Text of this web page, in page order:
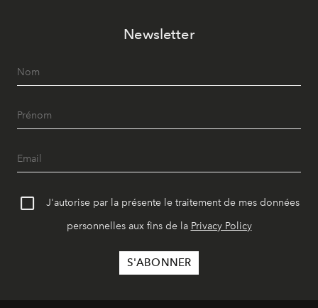
Newsletter
J'autorise par la présente le traitement de mes données
personnelles aux fins de la Privacy Policy